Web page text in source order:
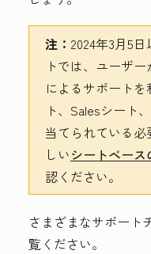
注： 2024年3月5
トでは、ユーザ
によるサポート
ト、Salesシート
当てられている
しいシートベー
認ください。
さまざまなサポート
覧ください。